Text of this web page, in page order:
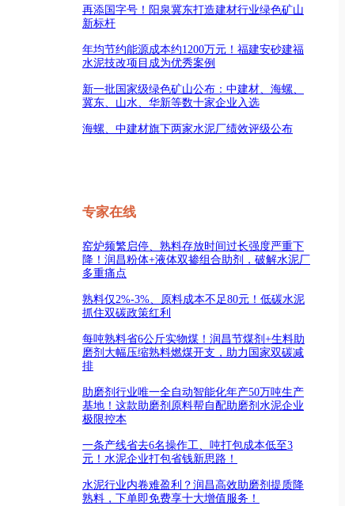
再添国字号！阳泉冀东打造建材行业绿色矿山
新标杆
年均节约能源成本约1200万元！福建安砂建福
水泥技改项目成为优秀案例
新一批国家级绿色矿山公布：中建材、海螺、
冀东、山水、华新等数十家企业入选
海螺、中建材旗下两家水泥厂绩效评级公布
专家在线
窑炉频繁启停、熟料存放时间过长强度严重下
降！润昌粉体+液体双掺组合助剂，破解水泥厂
多重痛点
熟料仅2%-3%、原料成本不足80元！低碳水泥
抓住双碳政策红利
每吨熟料省6公斤实物煤！润昌节煤剂+生料助
磨剂大幅压缩熟料燃煤开支，助力国家双碳减
排
助磨剂行业唯一全自动智能化年产50万吨生产
基地！这款助磨剂原料帮自配助磨剂水泥企业
极限控本
一条产线省去6名操作工、吨打包成本低至3
元！水泥企业打包省钱新思路！
水泥行业内卷难盈利？润昌高效助磨剂提质降
熟料，下单即免费享十大增值服务！